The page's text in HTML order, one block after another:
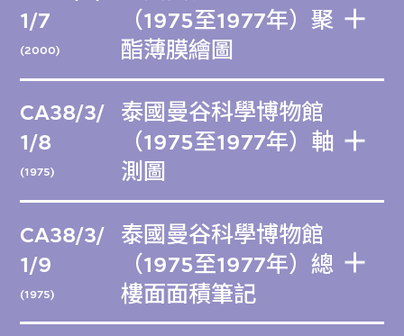
1/7
(2000)
（1975至1977年）聚
酯薄膜繪圖
CA38/3/
1/8
(1975)
泰國曼谷科學博物館
（1975至1977年）軸
測圖
CA38/3/
1/9
(1975)
泰國曼谷科學博物館
（1975至1977年）總
樓面面積筆記